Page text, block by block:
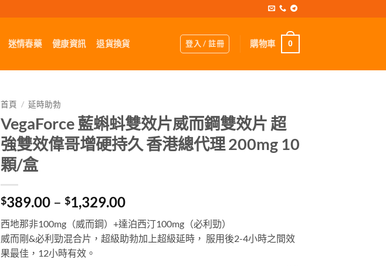
迷情春藥 健康資訊 退貨換貨 登入 / 註冊 購物車 0
首頁 / 延時助勃
VegaForce 藍蝌蚪雙效片威而鋼雙效片 超
強雙效偉哥增硬持久 香港總代理 200mg 10
顆/盒
$389.00 – $1,329.00Price
range:
$389.00
through
西地那非100mg（威而鋼）+達泊西汀100mg（必利勁）
威而剛&必利勁混合片，超級助勃加上超級延時， 服用後2-4小時之間效
果最佳，12小時有效。